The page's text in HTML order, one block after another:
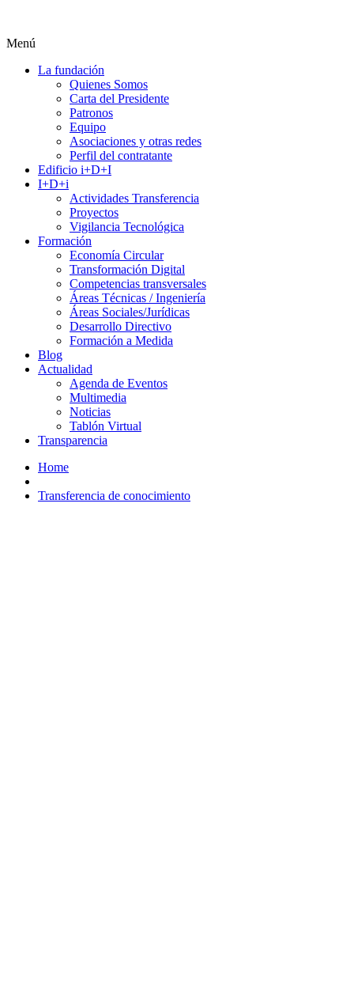
Menú
La fundación
Quienes Somos
Carta del Presidente
Patronos
Equipo
Asociaciones y otras redes
Perfil del contratante
Edificio i+D+I
I+D+i
Actividades Transferencia
Proyectos
Vigilancia Tecnológica
Formación
Economía Circular
Transformación Digital
Competencias transversales
Áreas Técnicas / Ingeniería
Áreas Sociales/Jurídicas
Desarrollo Directivo
Formación a Medida
Blog
Actualidad
Agenda de Eventos
Multimedia
Noticias
Tablón Virtual
Transparencia
Home
Transferencia de conocimiento